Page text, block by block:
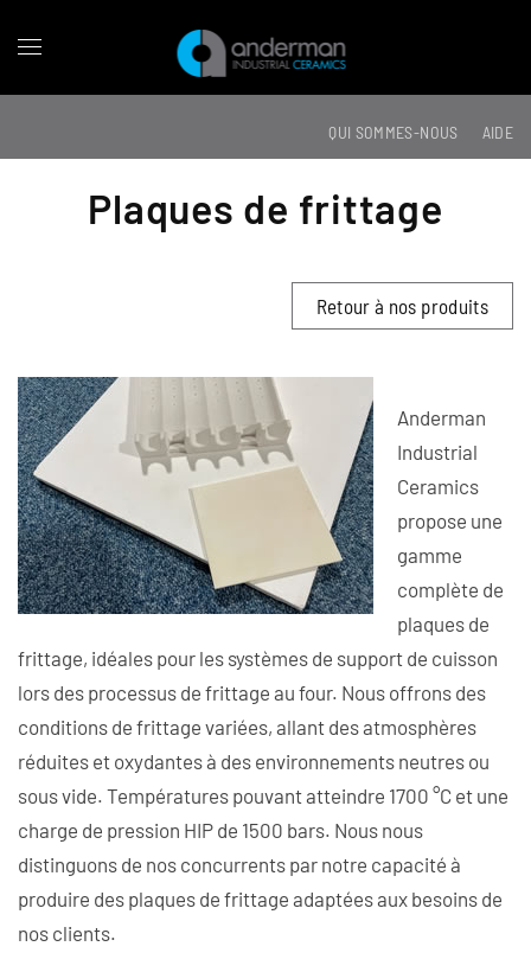
QUI SOMMES-NOUS AIDE
Plaques de frittage
Retour à nos produits
Anderman
Industrial
Ceramics
propose une
gamme
complète de
plaques de
frittage, idéales pour les systèmes de support de cuisson
lors des processus de frittage au four. Nous offrons des
conditions de frittage variées, allant des atmosphères
réduites et oxydantes à des environnements neutres ou
sous vide. Températures pouvant atteindre 1700 °C et une
charge de pression HIP de 1500 bars. Nous nous
distinguons de nos concurrents par notre capacité à
produire des plaques de frittage adaptées aux besoins de
nos clients.